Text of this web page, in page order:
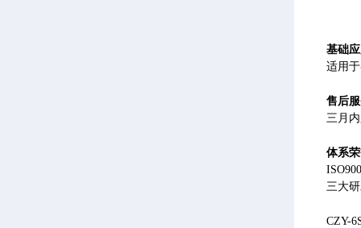
基础
适用
售后
三月
体系
三大
CZY-